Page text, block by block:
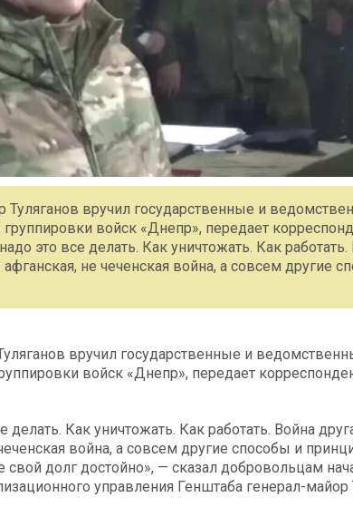
вручил государственные и
войск «Днепр», передает
это все делать. Как уничтожать. Как работать.
не чеченская война, а совсем другие
вручил государственные и
войск «Днепр», передает
Как уничтожать. Как работать. Война
война, а совсем другие способы и
долг достойно», — сказал добровольцам
управления Генштаба генерал-майор